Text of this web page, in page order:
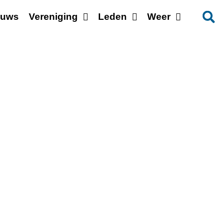
Vereniging Leden Weer